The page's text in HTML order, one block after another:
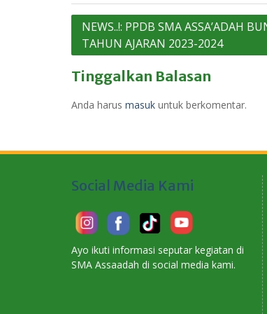
Navigasi
pos
NEWS..!: PPDB SMA ASSA’ADAH
TAHUN AJARAN 2023-2024
Tinggalkan Balasan
Anda harus masuk untuk berkomentar.
Social Media Kami
Ayo ikuti informasi seputar kegiatan di
SMA Assaadah di social media kami.
Membangun Karakter Menyiapkan Masa